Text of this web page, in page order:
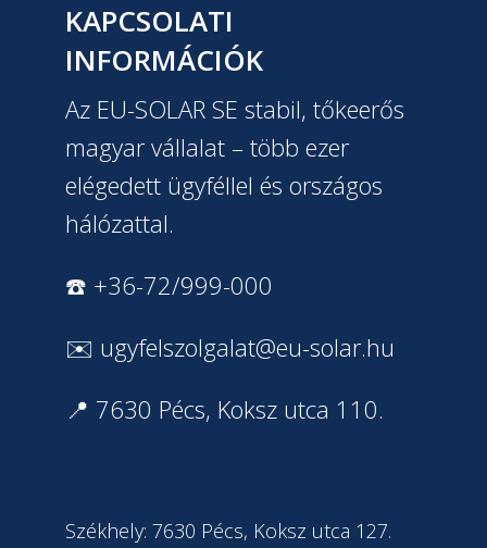
KAPCSOLATI
INFORMÁCIÓK
Az EU-SOLAR SE stabil, tőkeerős
magyar vállalat – több ezer
elégedett ügyféllel és országos
hálózattal.
☎️ +36-72/999-000
✉️ ugyfelszolgalat@eu-solar.hu
📍 7630 Pécs, Koksz utca 110.
Székhely: 7630 Pécs, Koksz utca 127.